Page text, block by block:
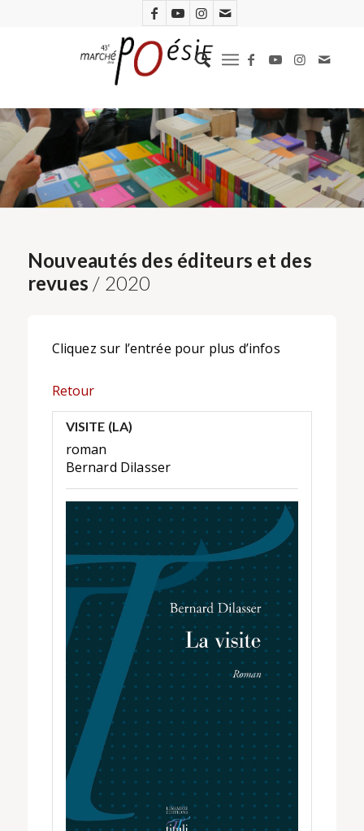
Nouveautés des éditeurs et des
revues / 2020
Cliquez sur l’entrée pour plus d’infos
Retour
VISITE (LA)
roman
Bernard Dilasser